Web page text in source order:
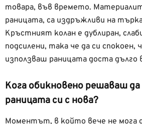
товара, във времето.
раницата, са издръжливи на
Кръстният колан е дублиран,
подсилени, така че да си
използваш раницата доста дълго
Кога обикновено решаваш
раницата си с нова?
Моментът, в който вече не мога